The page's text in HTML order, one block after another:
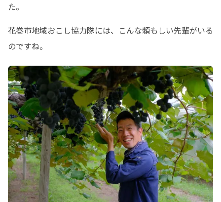
た。
花巻市地域おこし協力隊には、こんな頼もしい先輩がいる
のですね。